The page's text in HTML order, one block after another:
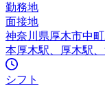
勤務地
面接地
神奈川県厚木市中町
本厚木駅、厚木駅
シフト